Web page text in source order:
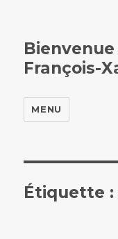
François-
MENU
Étiquette :